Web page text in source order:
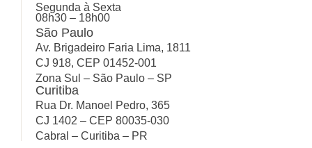
Segunda à Sexta
08h30 – 18h00
São Paulo
Av. Brigadeiro Faria Lima, 1811
CJ 918, CEP 01452-001
Zona Sul – São Paulo – SP
Curitiba
Rua Dr. Manoel Pedro, 365
CJ 1402 – CEP 80035-030
Cabral – Curitiba – PR